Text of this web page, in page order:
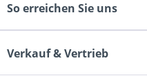
So erreichen Sie uns
Verkauf & Vertrieb